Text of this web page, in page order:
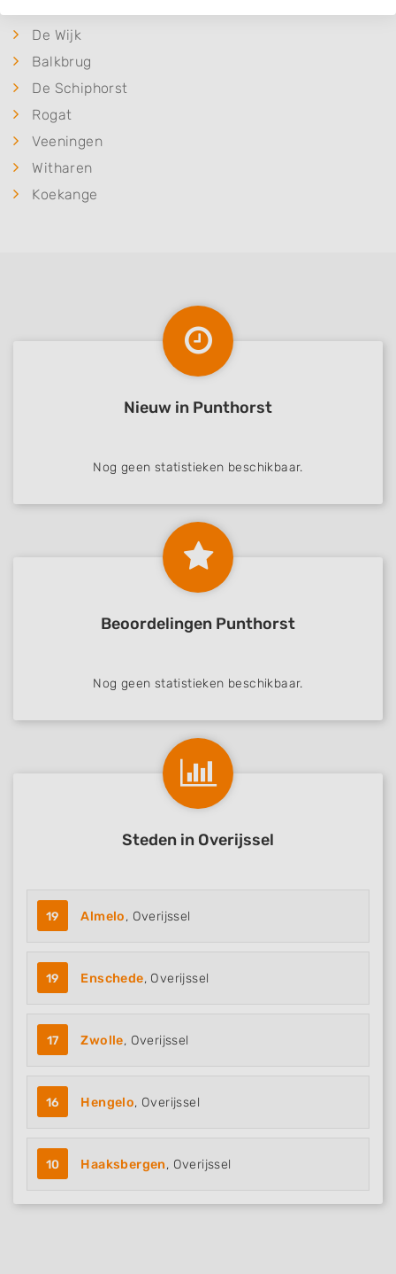
De Wijk
Balkbrug
De Schiphorst
Rogat
Veeningen
Witharen
Koekange
Nieuw in Punthorst
Nog geen statistieken beschikbaar.
Beoordelingen Punthorst
Nog geen statistieken beschikbaar.
Steden in Overijssel
19 Almelo, Overijssel
19 Enschede, Overijssel
17 Zwolle, Overijssel
16 Hengelo, Overijssel
10 Haaksbergen, Overijssel